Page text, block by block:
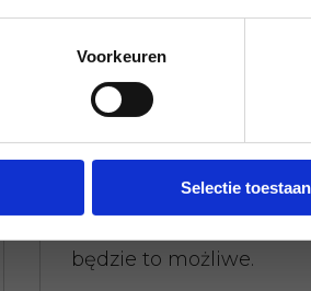
Voorkeuren
Selectie toestaan
Wczesna i późna
Potrzebujesz naszej
godzinami pracy?
będzie to możliwe.